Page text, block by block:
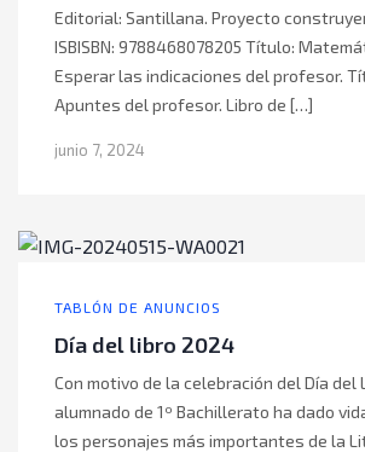
Editorial: Santillana. Proyecto
ISBISBN: 9788468078205 Título:
Esperar las indicaciones del profesor.
Apuntes del profesor. Libro de […]
junio 7, 2024
TABLÓN DE ANUNCIOS
Día del libro 2024
Con motivo de la celebración del Día del
alumnado de 1º Bachillerato ha dado
los personajes más importantes de la